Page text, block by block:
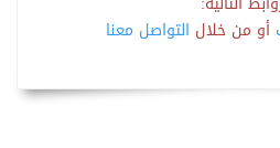
أو من خلال التواصل معنا